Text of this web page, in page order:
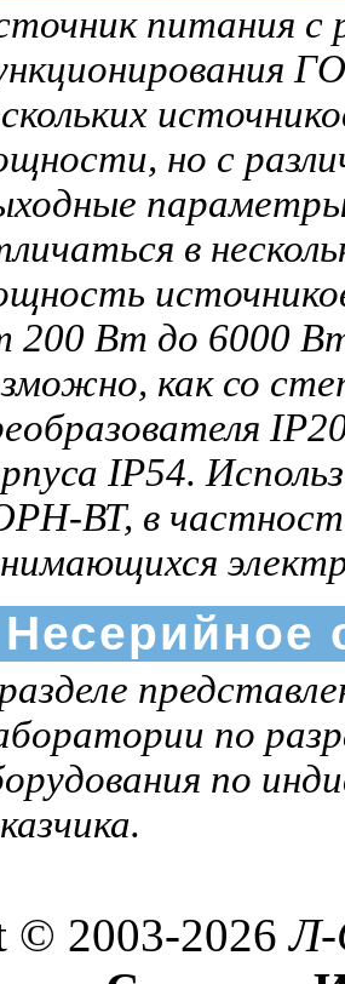
питания с
но с
в
200 Вт до 6000
как со
IP54.
ВТ, в
Несерийное
по
по
© 2003-2026